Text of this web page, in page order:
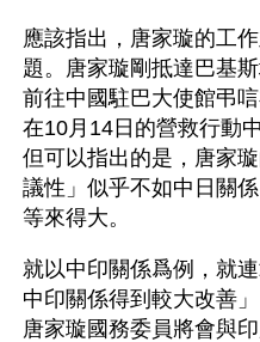
應該指出，唐家璇的工
題。唐家璇剛抵達巴基
前往中國駐巴大使館弔
在10月14日的營救行動
但可以指出的是，唐家
議性」似乎不如中日關
等來得大。
就以中印關係爲例，就
中印關係得到較大改善
唐家璇國務委員將會與